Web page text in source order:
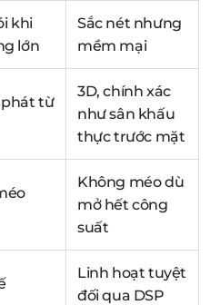
khi
lớn
Sắc nét nhưng
mềm mại
phát từ
3D, chính xác
như sân khấu
thực trước mặt
Không méo dù
mở hết công
suất
Linh hoạt tuyệt
đối qua DSP